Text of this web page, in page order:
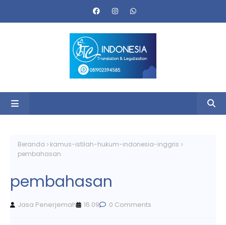
Beranda
kamus-istilah-hukum-indonesia-inggris
pembahasan
pembahasan
Jasa Penerjemah 16.09 0 Comments